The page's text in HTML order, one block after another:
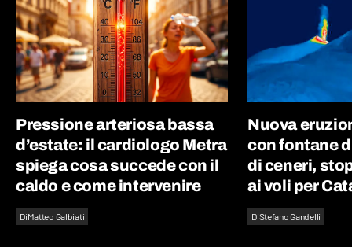
Pressione arteriosa bassa
d’estate: il cardiologo Metra
spiega cosa succede con il
caldo e come intervenire
DiMatteo Galbiati
Nuova
con fontane
di ceneri,
ai voli per
DiStefano Gandelli